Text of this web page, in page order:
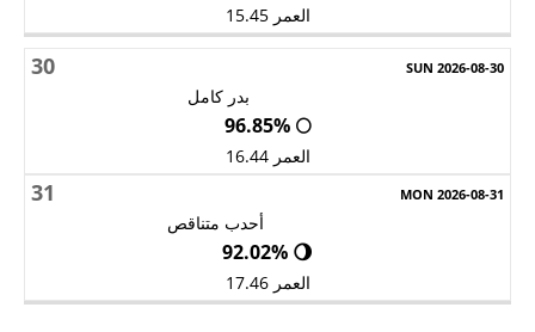
العمر 15.45
30
بدر كامل
🌕 96.85%
العمر 16.44
31
أحدب متناقص
🌖 92.02%
العمر 17.46